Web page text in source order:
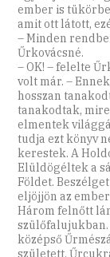
ember is
amit ott látott,
– Minden
Űrkovácsné.
– OK! – felelte
volt már. –
hosszan
tanakodtak,
elmentek
tudja ezt könyv
kerestek. A
Elüldögéltek a
Földet.
eljöjjön az
Három felnőtt
szülőfalujukban.
középső
született,